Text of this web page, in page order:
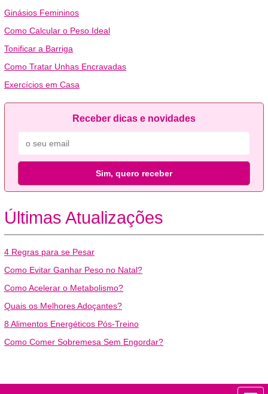
Ginásios Femininos
Como Calcular o Peso Ideal
Tonificar a Barriga
Como Tratar Unhas Encravadas
Exercícios em Casa
Receber dicas e novidades
Sim, quero receber
Últimas Atualizações
4 Regras para se Pesar
Como Evitar Ganhar Peso no Natal?
Como Acelerar o Metabolismo?
Quais os Melhores Adoçantes?
8 Alimentos Energéticos Pós-Treino
Como Comer Sobremesa Sem Engordar?